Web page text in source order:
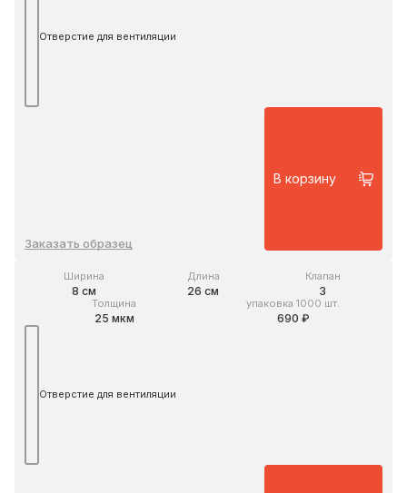
Отверстие для вентиляции
Заказать образец
В корзину
Ширина
8 см
Длина
26 см
Клапан
3
Толщина
25 мкм
упаковка 1000 шт.
690 ₽
Отверстие для вентиляции